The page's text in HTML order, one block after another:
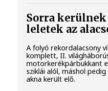
Sorra
leletek az
A folyó rekordalacsony
komplett, II.
motorkerékpárbukkant
sziklái alól, máshol
akna került elő.